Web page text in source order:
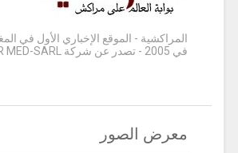
المراكشية - الموقع الإخباري الأول في
في 2005 - تصدر عن شركة IMAR MED-SARL
معرض الصور